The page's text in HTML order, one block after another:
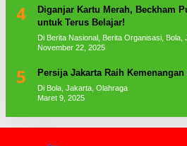
4
Diganjar Kartu Merah, Beckham
untuk Terus Belajar!
Di Berita Nasional, Berita Organisasi, Bola,
November 22, 2025
5 Persija Jakarta Raih
Di Bola, Jakarta, Olahraga
Maret 9, 2025